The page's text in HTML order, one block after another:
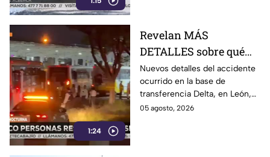
1:24
Revelan MÁS
DETALLES sobre qué
pasó en choque de
camiones en León:
chofer quedó GRAVE
Nuevos detalles del accidente
ocurrido en la base de
transferencia Delta, en León,
revelan que dos unidades del
05 agosto, 2026